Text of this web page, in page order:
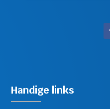
Handige links